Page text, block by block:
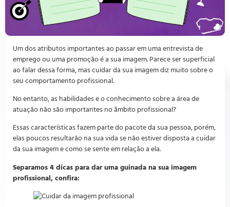
Um dos atributos importantes ao passar em uma entrevista de
emprego ou uma promoção é a sua imagem. Parece ser superficial
ao falar dessa forma, mas cuidar da sua imagem diz muito sobre o
seu comportamento profissional.
No entanto, as habilidades e o conhecimento sobre a área de
atuação não são importantes no âmbito profissional?
Essas características fazem parte do pacote da sua pessoa, porém,
elas poucos resultarão na sua vida se não estiver disposta a cuidar
da sua imagem e como se sente em relação a ela.
Separamos 4 dicas para dar uma guinada na sua imagem
profissional, confira: